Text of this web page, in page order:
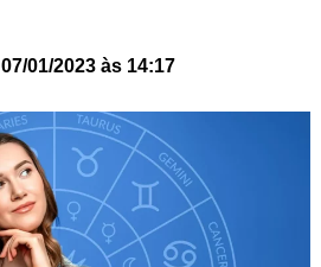
07/01/2023 às 14:17